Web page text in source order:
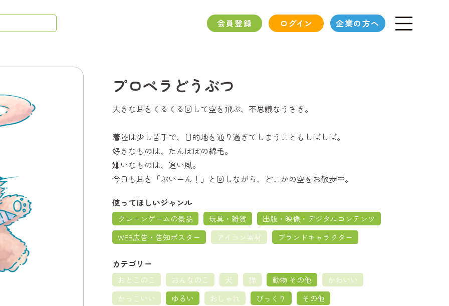
会員登録 ログイン 企業の方へ
プロペラどうぶつ
大きな耳をくるくる回して空を飛ぶ、不思議なうさぎ。
着陸は少し苦手で、目的地を通り過ぎてしまうこともしばしば。
好きなものは、たんぽぽの綿毛。
嫌いなものは、追い風。
今日も耳を「ぶいーん！」と回しながら、どこかの空をお散歩中。
使ってほしいジャンル
クレーンゲームの景品 玩具・雑貨
出版・映像・デジタルコンテンツ
WEB広告・告知ポスター
アイコン素材 ブランドキャラクター
カテゴリー
おとこのこ おんなのこ 犬 猫 動物 その他
かわいい
かっこいい
ゆるい おしゃれ びっくり その他